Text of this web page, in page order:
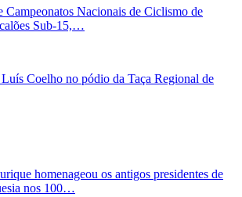
Campeonatos Nacionais de Ciclismo de
Sub-15,…
Luís Coelho no pódio da Taça Regional de
homenageou os antigos presidentes de
nos 100…